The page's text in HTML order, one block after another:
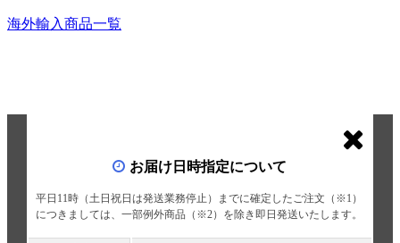
海外輸入商品一覧
お届け日時指定について
平日11時（土日祝日は発送業務停止）までに確定したご注文（※1）
につきましては、一部例外商品（※2）を除き即日発送いたします。